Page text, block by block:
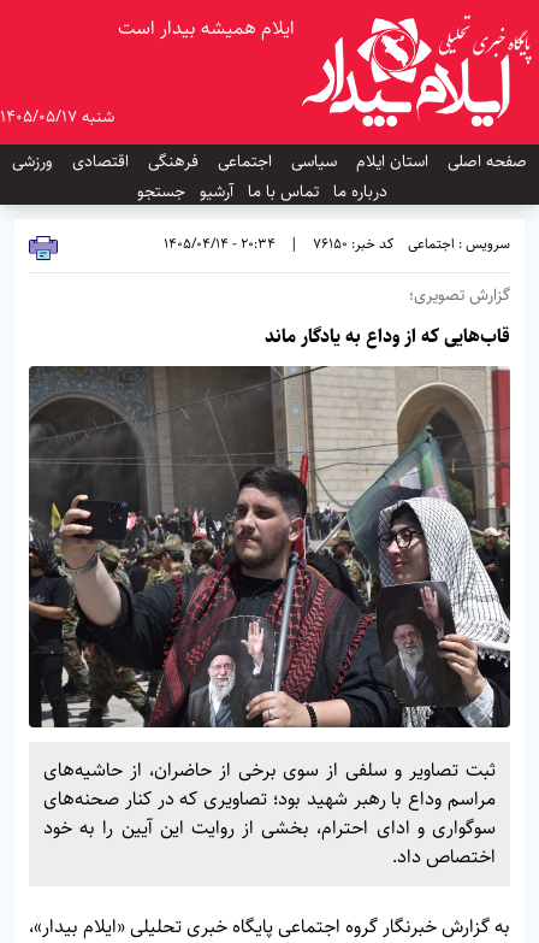
ایلام همیشه بیدار است
شنبه 1405/05/17
صفحه اصلی
استان ایلام سیاسی اجتماعی فرهنگی اقتصادی
ورزشی
درباره ما تماس با ما آرشیو جستجو
سرویس : اجتماعی کد خبر: 76150 |
20:34 - 1405/04/14
گزارش تصویری؛
قاب‌هایی که از وداع به یادگار ماند
ثبت تصاویر و سلفی از سوی برخی از حاضران، از حاشیه‌های
مراسم وداع با رهبر شهید بود؛ تصاویری که در کنار صحنه‌های
سوگواری و ادای احترام، بخشی از روایت این آیین را به خود
اختصاص داد.
به گزارش خبرنگار گروه اجتماعی پایگاه خبری تحلیلی«ایلام بیدار»،